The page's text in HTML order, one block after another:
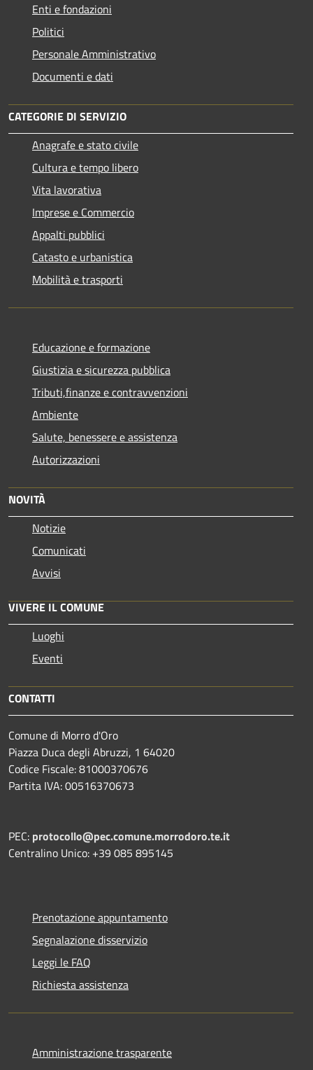
Enti e fondazioni
Politici
Personale Amministrativo
Documenti e dati
CATEGORIE DI SERVIZIO
Anagrafe e stato civile
Cultura e tempo libero
Vita lavorativa
Imprese e Commercio
Appalti pubblici
Catasto e urbanistica
Mobilità e trasporti
Educazione e formazione
Giustizia e sicurezza pubblica
Tributi,finanze e contravvenzioni
Ambiente
Salute, benessere e assistenza
Autorizzazioni
NOVITÀ
Notizie
Comunicati
Avvisi
VIVERE IL COMUNE
Luoghi
Eventi
CONTATTI
Comune di Morro d'Oro
Piazza Duca degli Abruzzi, 1 64020
Codice Fiscale: 81000370676
Partita IVA: 00516370673
PEC: protocollo@pec.comune.morrodoro.te.it
Centralino Unico: +39 085 895145
Prenotazione appuntamento
Segnalazione disservizio
Leggi le FAQ
Richiesta assistenza
Amministrazione trasparente